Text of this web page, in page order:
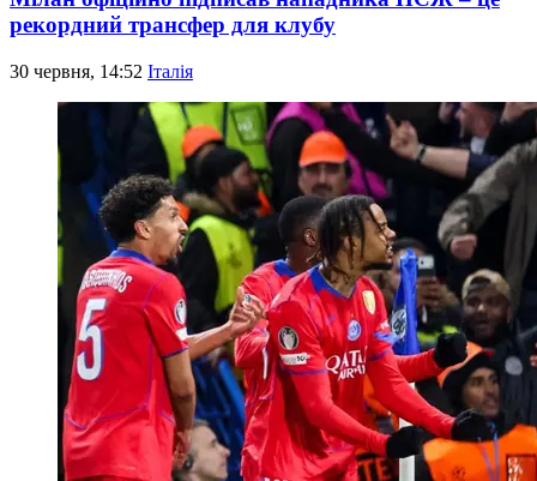
рекордний трансфер для клубу
30 червня, 14:52 Італія